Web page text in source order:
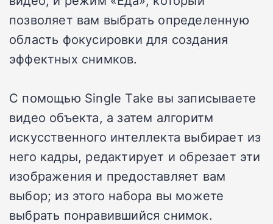
позволяет вам выбрать определенную
область фокусировки для создания
эффектных снимков.
С помощью Single Take вы записываете
видео объекта, а затем алгоритм
искусственного интеллекта выбирает из
него кадры, редактирует и обрезает эти
изображения и предоставляет вам
выбор; из этого набора вы можете
выбрать понравившийся снимок.